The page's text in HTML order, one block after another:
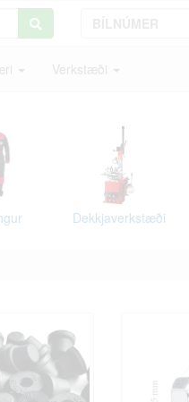
Verkstæði
Dekkjaverkstæði